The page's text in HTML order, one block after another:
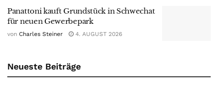
Panattoni kauft Grundstück in Schwechat
für neuen Gewerbepark
von Charles Steiner 4. AUGUST 2026
Neueste Beiträge